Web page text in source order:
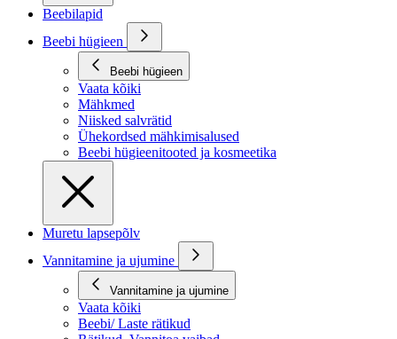
Beebilapid
Beebi hügieen
Beebi hügieen
Vaata kõiki
Mähkmed
Niisked salvrätid
Ühekordsed mähkimisalused
Beebi hügieenitooted ja kosmeetika
Muretu lapsepõlv
Vannitamine ja ujumine
Vannitamine ja ujumine
Vaata kõiki
Beebi/ Laste rätikud